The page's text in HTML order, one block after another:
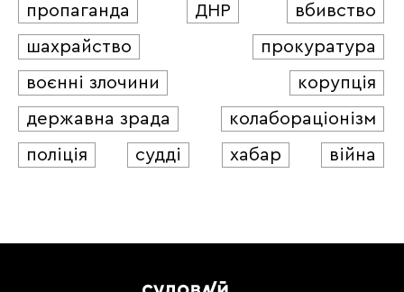
пропаганда
ДНР
вбивство
шахрайство
прокуратура
воєнні злочини
корупція
державна зрада
колабораціонізм
поліція
судді хабар війна